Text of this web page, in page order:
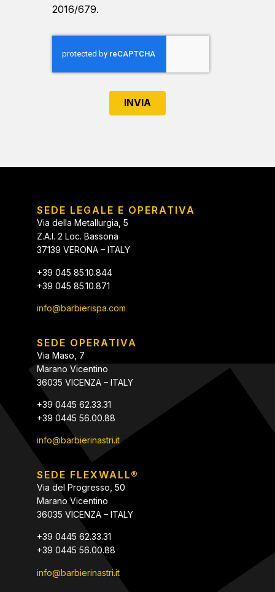
2016/679.
INVIA
SEDE LEGALE E OPERATIVA
Via della Metallurgia, 5
Z.A.I. 2 Loc. Bassona
37139 VERONA – ITALY
+39 045 85.10.844
+39 045 85.10.871
info@barbierispa.com
SEDE OPERATIVA
Via Maso, 7
Marano Vicentino
36035 VICENZA – ITALY
+39 0445 62.33.31
+39 0445 56.00.88
info@barbierinastri.it
SEDE FLEXWALL®
Via del Progresso, 50
Marano Vicentino
36035 VICENZA – ITALY
+39 0445 62.33.31
+39 0445 56.00.88
info@barbierinastri.it